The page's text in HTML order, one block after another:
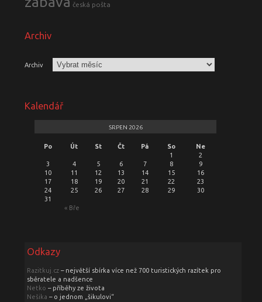
česká pošta
Archiv
Archiv
Kalendář
SRPEN 2026
Po Út St Čt Pá So Ne
« Bře
1
2
3
4 5 6 7 8
9
10
11 12 13 14 15
16
17
18 19 20 21 22
23
24
25 26 27 28 29
30
31
Odkazy
Razitkuj.cz– největší sbírka více než 700 turistických razítek pro
sběratele a nadšence
Netko – příběhy ze života
Nešika – o jednom „šikulovi“